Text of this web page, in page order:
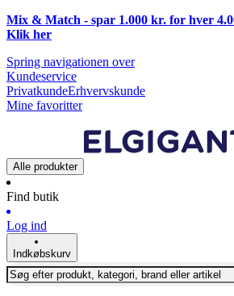
Mix & Match - spar 1.000 kr. for hver
Klik her
Spring navigationen over
Kundeservice
PrivatkundeErhvervskunde
Mine favoritter
Alle produkter
Find butik
Log ind
Indkøbskurv